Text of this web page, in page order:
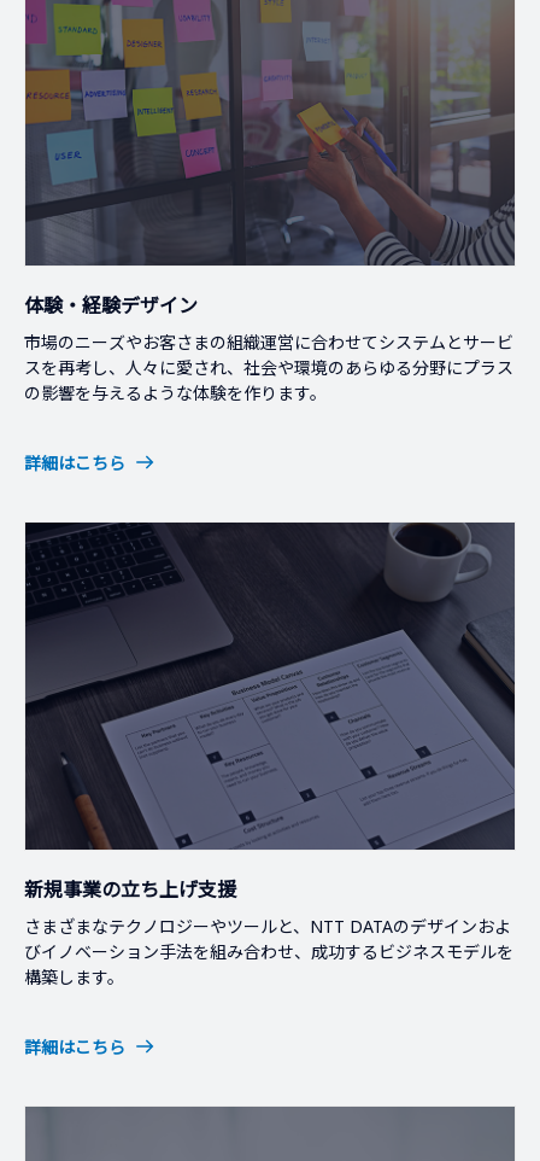
体験・経験デザイン
市場のニーズやお客さまの組織運営に合わせてシステムとサービ
スを再考し、人々に愛され、社会や環境のあらゆる分野にプラス
の影響を与えるような体験を作ります。
詳細はこちら
新規事業の立ち上げ支援
さまざまなテクノロジーやツールと、NTT DATAのデザインおよ
びイノベーション手法を組み合わせ、成功するビジネスモデルを
構築します。
詳細はこちら